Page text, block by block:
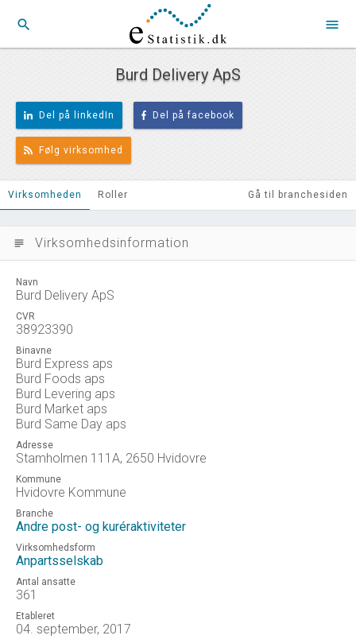
search menu
Burd Delivery ApS
Del på linkedIn Del på facebook
Følg virksomhed
Virksomheden Roller Gå til branchesiden
subject Virksomhedsinformation
Navn
Burd Delivery ApS
CVR
38923390
Binavne
Burd Express aps
Burd Foods aps
Burd Levering aps
Burd Market aps
Burd Same Day aps
Adresse
Stamholmen 111A, 2650 Hvidovre
Kommune
Hvidovre Kommune
Branche
Andre post- og kuréraktiviteter
Virksomhedsform
Anpartsselskab
Antal ansatte
361
Etableret
04. september, 2017